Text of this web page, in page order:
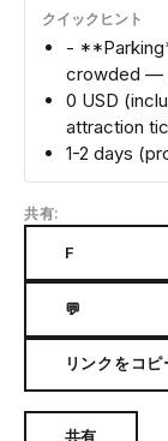
クイックヒント
-
crowded —
0 USD
attraction
1-2 days
共有:
F
💬
リンクをコピ
共有